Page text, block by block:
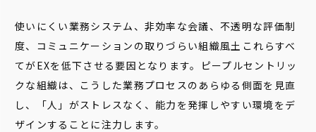
使いにくい業務システム、非効率な会議、不透明な評価制
度、コミュニケーションの取りづらい組織風土――これらすべ
てがEXを低下させる要因となります。ピープルセントリッ
クな組織は、こうした業務プロセスのあらゆる側面を見直
し、「人」がストレスなく、能力を発揮しやすい環境をデ
ザインすることに注力します。